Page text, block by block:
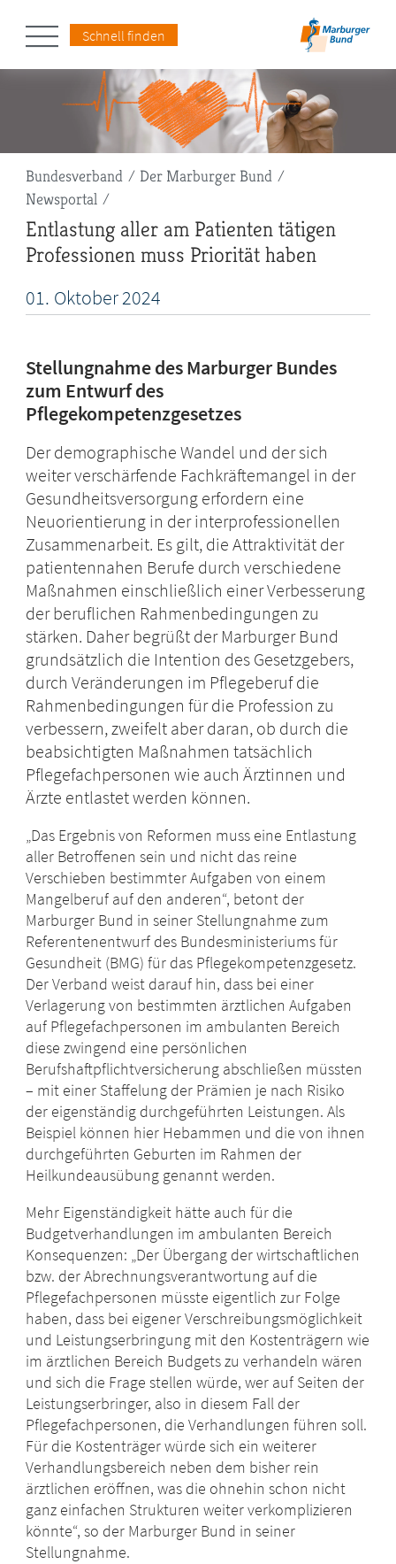
Schnell finden
Pfadnavigation
Bundesverband
Der Marburger Bund
Newsportal
Entlastung aller am Patienten tätigen
Professionen muss Priorität haben
01. Oktober2024
Stellungnahme des Marburger Bundes
zum Entwurf des
Pflegekompetenzgesetzes
Der demographische Wandel und der sich
weiter verschärfende Fachkräftemangel in der
Gesundheitsversorgung erfordern eine
Neuorientierung in der interprofessionellen
Zusammenarbeit. Es gilt, die Attraktivität der
patientennahen Berufe durch verschiedene
Maßnahmen einschließlich einer Verbesserung
der beruflichen Rahmenbedingungen zu
stärken. Daher begrüßt der Marburger Bund
grundsätzlich die Intention des Gesetzgebers,
durch Veränderungen im Pflegeberuf die
Rahmenbedingungen für die Profession zu
verbessern, zweifelt aber daran, ob durch die
beabsichtigten Maßnahmen tatsächlich
Pflegefachpersonen wie auch Ärztinnen und
Ärzte entlastet werden können.
„Das Ergebnis von Reformen muss eine Entlastung
aller Betroffenen sein und nicht das reine
Verschieben bestimmter Aufgaben von einem
Mangelberuf auf den anderen“, betont der
Marburger Bund in seiner Stellungnahme zum
Referentenentwurf des Bundesministeriums für
Gesundheit (BMG) für das Pflegekompetenzgesetz.
Der Verband weist darauf hin, dass bei einer
Verlagerung von bestimmten ärztlichen Aufgaben
auf Pflegefachpersonen im ambulanten Bereich
diese zwingend eine persönlichen
Berufshaftpflichtversicherung abschließen müssten
– mit einer Staffelung der Prämien je nach Risiko
der eigenständig durchgeführten Leistungen. Als
Beispiel können hier Hebammen und die von ihnen
durchgeführten Geburten im Rahmen der
Heilkundeausübung genannt werden.
Mehr Eigenständigkeit hätte auch für die
Budgetverhandlungen im ambulanten Bereich
Konsequenzen: „Der Übergang der wirtschaftlichen
bzw. der Abrechnungsverantwortung auf die
Pflegefachpersonen müsste eigentlich zur Folge
haben, dass bei eigener Verschreibungsmöglichkeit
und Leistungserbringung mit den Kostenträgern wie
im ärztlichen Bereich Budgets zu verhandeln wären
und sich die Frage stellen würde, wer auf Seiten der
Leistungserbringer, also in diesem Fall der
Pflegefachpersonen, die Verhandlungen führen soll.
Für die Kostenträger würde sich ein weiterer
Verhandlungsbereich neben dem bisher rein
ärztlichen eröffnen, was die ohnehin schon nicht
ganz einfachen Strukturen weiter verkomplizieren
könnte“, so der Marburger Bund in seiner
Stellungnahme.